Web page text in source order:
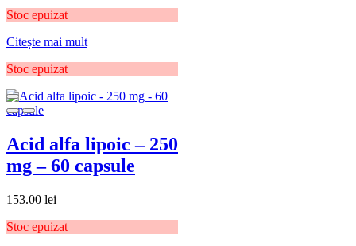
Stoc epuizat
Citește mai mult
Stoc epuizat
Acid alfa lipoic – 250
mg – 60 capsule
153.00 lei
Stoc epuizat